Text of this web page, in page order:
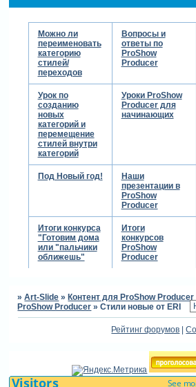
Можно ли
переименовать
категорию
стилей/
переходов
Вопросы и
ответы по
ProShow
Producer
Урок по
созданию
новых
категорий и
перемещение
стилей внутри
категорий
Уроки ProShow
Producer для
начинающих
Под Новый год!
Наши
презентации в
ProShow
Producer
Итоги конкурса
"Готовим дома
или "пальчики
оближешь"
Итоги
конкурсов
ProShow
Producer
»Art-Slide » Контент для ProShow Producer
ProShow Producer »Стили новые от ERI
Рейтинг форумов |